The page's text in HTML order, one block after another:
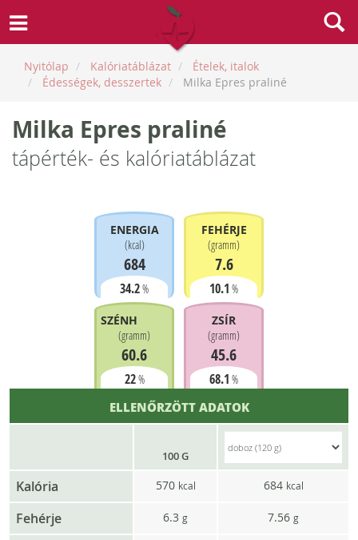
Nyitólap Kalóriatáblázat
Ételek, italok
Édességek, desszertek
Milka Epres praliné
Milka Epres praliné
tápérték- és kalóriatáblázat
ENERGIA
(kcal)
684
34.2%
FEHÉRJE
(gramm)
7.6
10.1 %
SZÉNHIDRÁT
(gramm)
60.6
22%
ZSÍR
(gramm)
45.6
68.1 %
ELLENŐRZÖTT ADATOK
100 G
Kalória 570 kcal 684 kcal
Fehérje 6.3 g 7.56 g